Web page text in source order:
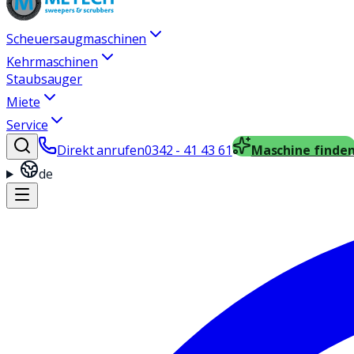
Scheuersaugmaschinen
Kehrmaschinen
Staubsauger
Miete
Service
Direkt anrufen0342 - 41 43 61
Maschine
de